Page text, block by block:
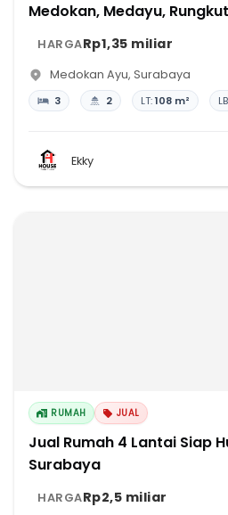
Medokan, Medayu,
HARGARp1,35 miliar
Medokan Ayu, Surabaya
3 2 LT:108 m²
Ekky
RUMAH JUAL
Jual Rumah 4 Lantai Siap
Surabaya
HARGARp2,5 miliar